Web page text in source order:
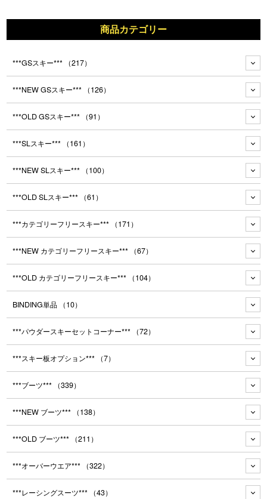
商品カテゴリー
***GSスキー*** （217）
***NEW GSスキー*** （126）
***OLD GSスキー*** （91）
***SLスキー*** （161）
***NEW SLスキー*** （100）
***OLD SLスキー*** （61）
***カテゴリーフリースキー*** （171）
***NEW カテゴリーフリースキー*** （67）
***OLD カテゴリーフリースキー*** （104）
BINDING単品 （10）
***パウダースキーセットコーナー*** （72）
***スキー板オプション*** （7）
***ブーツ*** （339）
***NEW ブーツ*** （138）
***OLD ブーツ*** （211）
***オーバーウエア*** （322）
***レーシングスーツ*** （43）